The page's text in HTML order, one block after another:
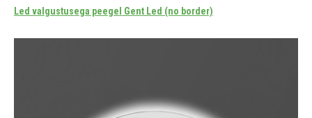
Led valgustusega peegel Gent Led (no border)